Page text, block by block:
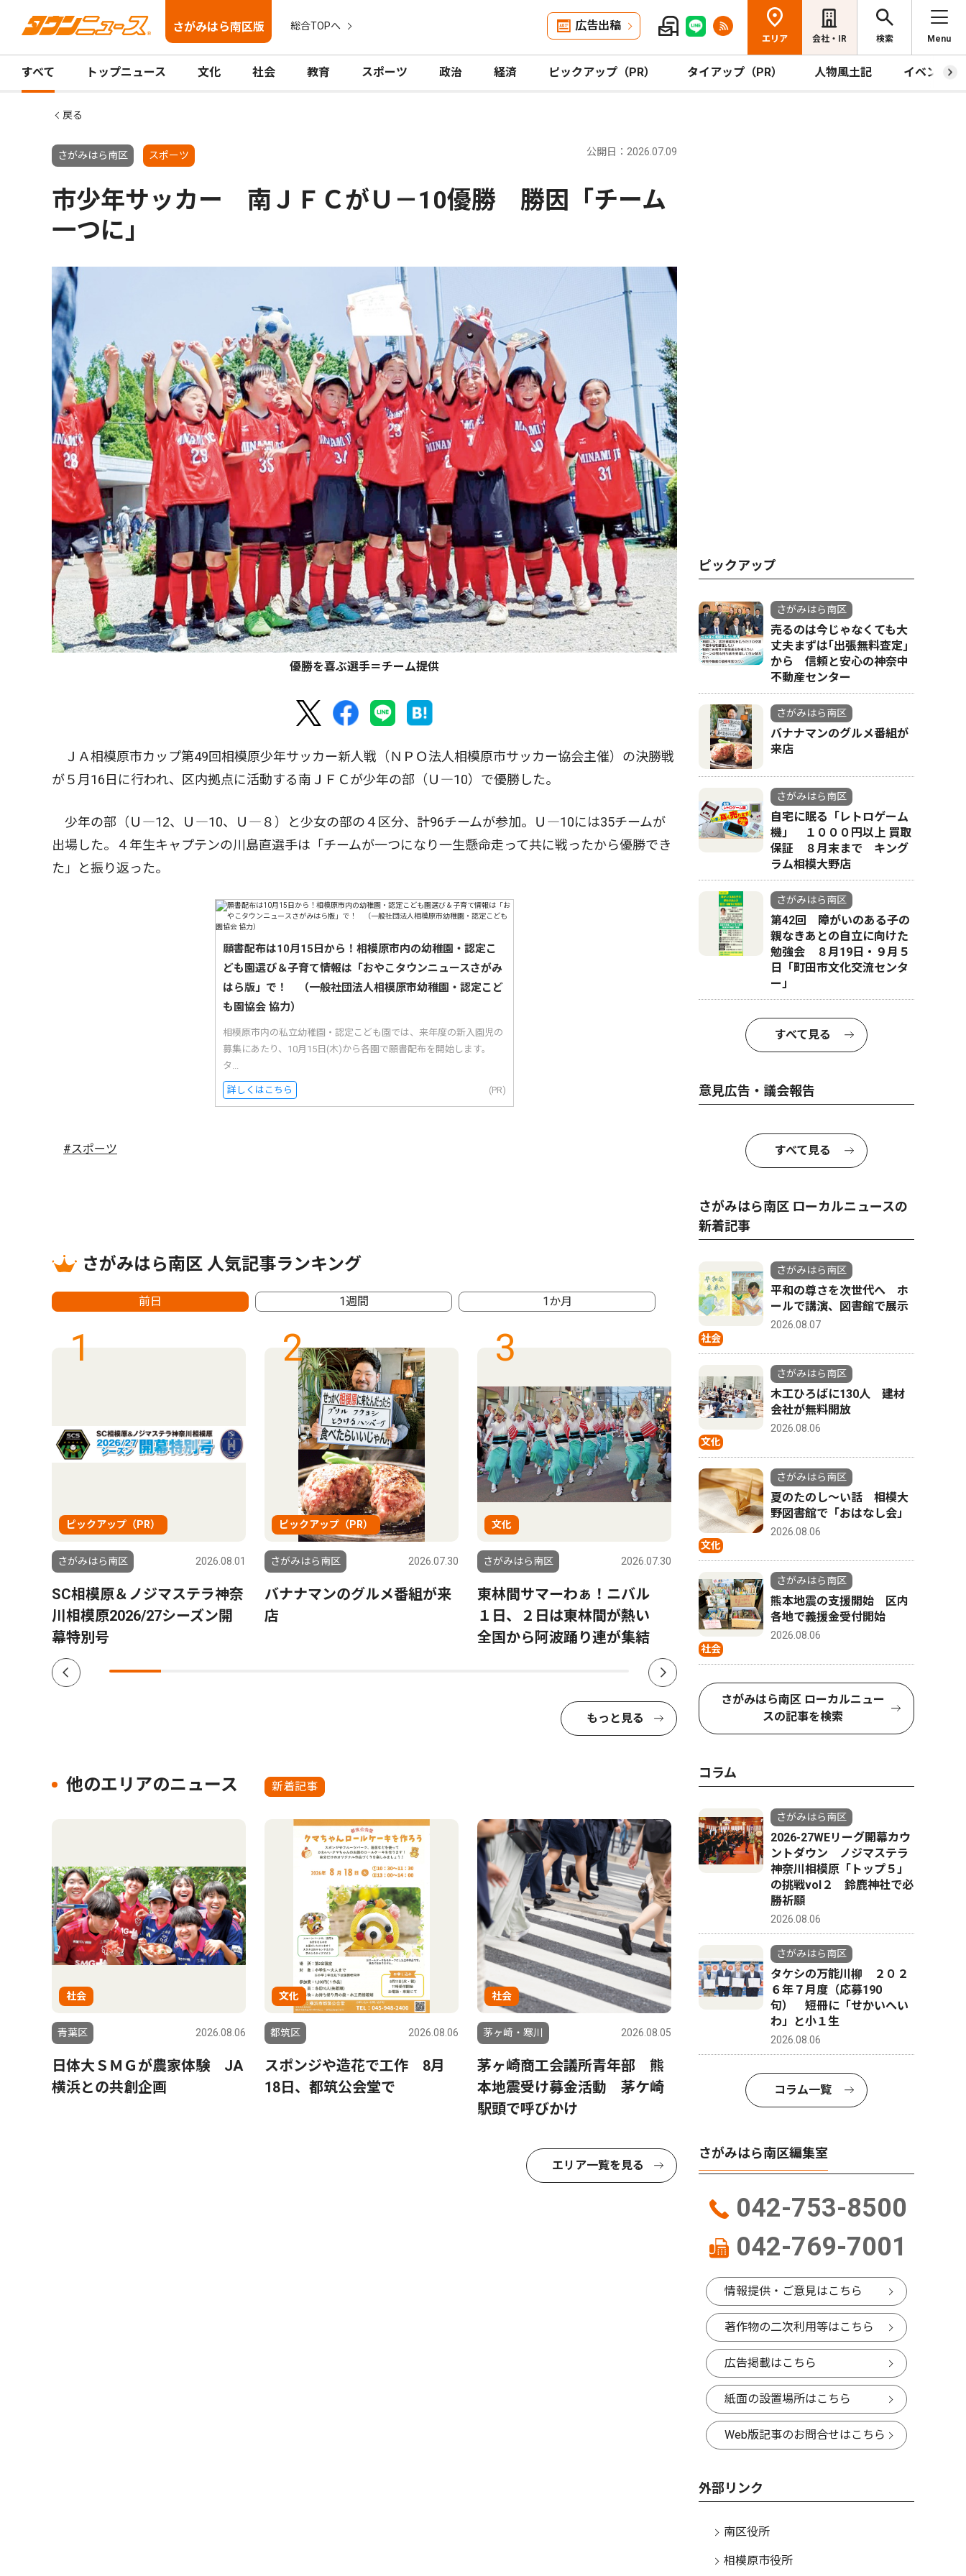
さがみはら南区版 総合TOPへ 広告出稿
エリア 会社・IR 検索 Menu
すべて トップニュース 文化 社会 教育 スポーツ 政治 経済 ピックアップ（PR） タイアップ（PR） 人物風土記 イベント
戻る
さがみはら南区 スポーツ 公開日：2026.07.09
市少年サッカー 南ＪＦＣがＵ－10優勝 勝因「チーム
一つに」
優勝を喜ぶ選手＝チーム提供
ＪＡ相模原市カップ第49回相模原少年サッカー新人戦（ＮＰＯ法人相模原市サッカー協会主催）の決勝戦
が５月16日に行われ、区内拠点に活動する南ＪＦＣが少年の部（Ｕ―10）で優勝した。
少年の部（Ｕ―12、Ｕ―10、Ｕ―８）と少女の部の４区分、計96チームが参加。Ｕ―10には35チームが
出場した。４年生キャプテンの川島直選手は「チームが一つになり一生懸命走って共に戦ったから優勝でき
た」と振り返った。
願書配布は10月15日から！相模原市内の幼稚園・認定こ
ども園選び＆子育て情報は「おやこタウンニュースさがみ
はら版」で！ （一般社団法人相模原市幼稚園・認定こど
も園協会 協力）
相模原市内の私立幼稚園・認定こども園では、来年度の新入園児の
募集にあたり、10月15日(木)から各園で願書配布を開始します。
タ...
詳しくはこちら (PR)
#スポーツ
さがみはら南区 人気記事ランキング
前日 1週間 1か月
1
ピックアップ（PR）
さがみはら南区 2026.08.01
SC相模原＆ノジマステラ神奈
川相模原2026/27シーズン開
幕特別号
2
ピックアップ（PR）
さがみはら南区 2026.07.30
バナナマンのグルメ番組が来
店
3
文化
さがみはら南区 2026.07.30
東林間サマーわぁ！ニバル
１日、２日は東林間が熱い
全国から阿波踊り連が集結
4
スポーツ トップニュース
さがみはら南区 2026.07.30
少年軟式野球相陽クラブ 練
習の取り組みが本に 野球指
南書、監修・撮影で協力
さがみはら
市議会
もっと見る
他のエリアのニュース 新着記事
社会
青葉区 2026.08.06
日体大ＳＭＧが農家体験 JA
横浜との共創企画
文化
都筑区 2026.08.06
スポンジや造花で工作 8月
18日、都筑公会堂で
社会
茅ヶ崎・寒川 2026.08.05
茅ヶ崎商工会議所青年部 熊
本地震受け募金活動 茅ケ崎
駅頭で呼びかけ
エリア一覧を見る
ピックアップ
さがみはら南区
売るのは今じゃなくても大
丈夫まずは｢出張無料査定｣
から 信頼と安心の神奈中
不動産センター
さがみはら南区
バナナマンのグルメ番組が
来店
さがみはら南区
自宅に眠る「レトロゲーム
機」 １０００円以上 買取
保証 ８月末まで キング
ラム相模大野店
さがみはら南区
第42回 障がいのある子の
親なきあとの自立に向けた
勉強会 ８月19日・９月５
日「町田市文化交流センタ
ー」
すべて見る
意見広告・議会報告
すべて見る
さがみはら南区 ローカルニュースの
新着記事
社会
さがみはら南区
平和の尊さを次世代へ ホ
ールで講演、図書館で展示
2026.08.07
文化
さがみはら南区
木工ひろばに130人 建材
会社が無料開放
2026.08.06
文化
さがみはら南区
夏のたのし〜い話 相模大
野図書館で「おはなし会」
2026.08.06
社会
さがみはら南区
熊本地震の支援開始 区内
各地で義援金受付開始
2026.08.06
さがみはら南区 ローカルニュー
スの記事を検索
コラム
さがみはら南区
2026-27WEリーグ開幕カウ
ントダウン ノジマステラ
神奈川相模原「トップ５」
の挑戦vol２ 鈴鹿神社で必
勝祈願
2026.08.06
さがみはら南区
タケシの万能川柳 ２０２
６年７月度（応募190
句） 短冊に「せかいへい
わ」と小１生
2026.08.06
コラム一覧
さがみはら南区編集室
042-753-8500
042-769-7001
情報提供・ご意見はこちら
著作物の二次利用等はこちら
広告掲載はこちら
紙面の設置場所はこちら
Web版記事のお問合せはこちら
外部リンク
南区役所
相模原市役所